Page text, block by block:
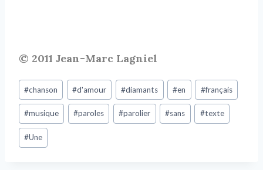
© 2011 Jean-Marc Lagniel
#chanson #d'amour #diamants #en #français
#musique #paroles #parolier #sans #texte
#Une